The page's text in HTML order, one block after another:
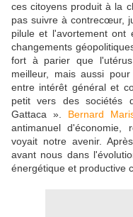
ces citoyens produit à la
pas suivre à contrecœur,
pilule et l'avortement ont
changements
fort à parier que
meilleur, mais aussi
entre intérêt général et
petit vers des sociétés
Gattaca ». Bernard
antimanuel d'économie,
voyait notre avenir.
avant nous dans
énergétique et productive